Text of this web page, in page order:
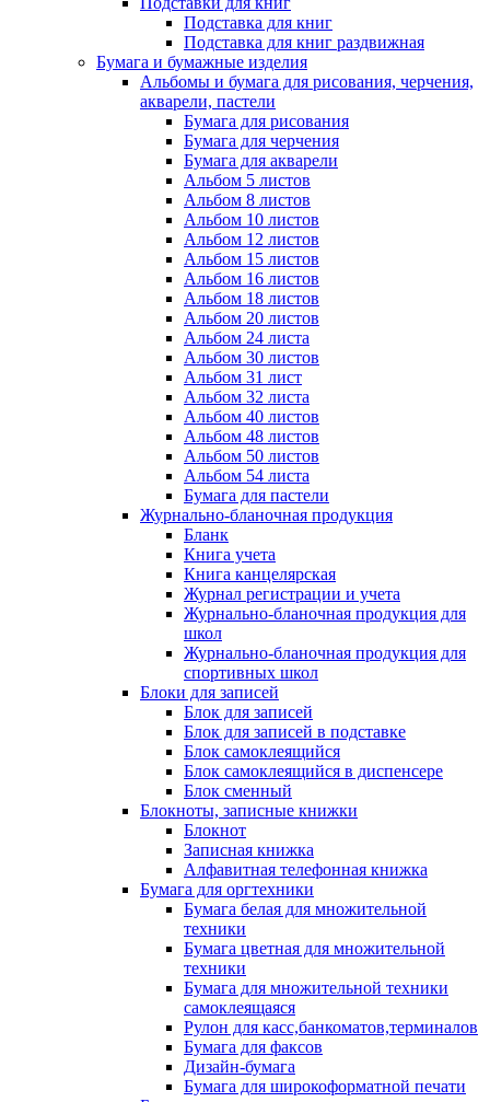
Подставка для книг
Подставка для книг раздвижная
Бумага и бумажные изделия
Альбомы и бумага для рисования, черчения,
акварели, пастели
Бумага для рисования
Бумага для черчения
Бумага для акварели
Альбом 5 листов
Альбом 8 листов
Альбом 10 листов
Альбом 12 листов
Альбом 15 листов
Альбом 16 листов
Альбом 18 листов
Альбом 20 листов
Альбом 24 листа
Альбом 30 листов
Альбом 31 лист
Альбом 32 листа
Альбом 40 листов
Альбом 48 листов
Альбом 50 листов
Альбом 54 листа
Бумага для пастели
Журнально-бланочная продукция
Бланк
Книга учета
Книга канцелярская
Журнал регистрации и учета
Журнально-бланочная продукция для
школ
Журнально-бланочная продукция для
спортивных школ
Блоки для записей
Блок для записей
Блок для записей в подставке
Блок самоклеящийся
Блок самоклеящийся в диспенсере
Блок сменный
Блокноты, записные книжки
Блокнот
Записная книжка
Алфавитная телефонная книжка
Бумага для оргтехники
Бумага белая для множительной
техники
Бумага цветная для множительной
техники
Бумага для множительной техники
самоклеящаяся
Рулон для касс,банкоматов,терминалов
Бумага для факсов
Дизайн-бумага
Бумага для широкоформатной печати